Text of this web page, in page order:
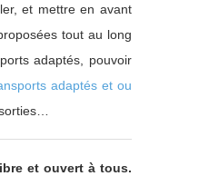
et mettre en avant
tout au long
adaptés, pouvoir
adaptés et ou
et ouvert à tous.